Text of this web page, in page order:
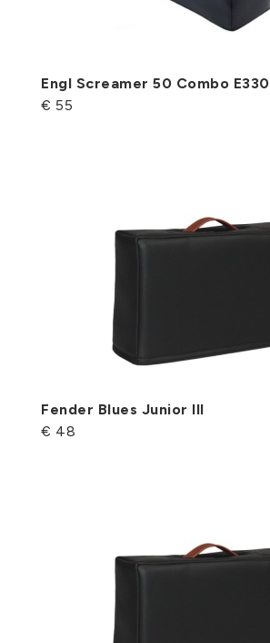
Engl Screamer 50 Combo E330
€ 55
Fender Blues Junior III
€ 48